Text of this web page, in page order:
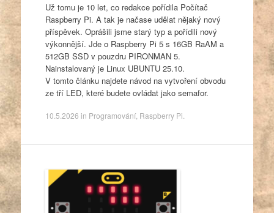
Už tomu je 10 let, co redakce pořídila Počítač
Raspberry Pi. A tak je načase udělat nějaký nový
příspěvek. Oprášili jsme starý typ a pořídili nový
výkonnější. Jde o Raspberry Pi 5 s 16GB RaAM a
512GB SSD v pouzdru PIRONMAN 5.
Nainstalovaný je Linux UBUNTU 25.10.
V tomto článku najdete návod na vytvoření obvodu
ze tří LED, které budete ovládat jako semafor.
10.5.2026 in Programování, Raspberry Pi